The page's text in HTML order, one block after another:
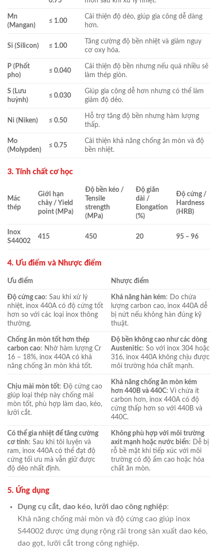
Mn
(Mangan)
≤ 1.00
Cải thiện độ dẻo, giúp gia công dễ dàng
hơn.
Si (Silicon) ≤ 1.00
Tăng cường độ bền nhiệt và giảm nguy
cơ oxy hóa.
P (Phốt
pho)
≤ 0.040
Cải thiện độ bền nhưng nếu quá nhiều sẽ
làm thép giòn.
S (Lưu
huỳnh)
≤ 0.030
Giúp gia công dễ hơn nhưng có thể làm
giảm độ dẻo.
Ni (Niken) ≤ 0.50
Hỗ trợ tăng độ bền nhưng hàm lượng
thấp.
Mo
(Molypden)
≤ 0.75
Cải thiện khả năng chống ăn mòn và độ
bền nhiệt.
3. Tính chất cơ học
Mác
thép
Giới hạn
chảy / Yield
point (MPa)
Độ bền kéo /
Tensile
strength
(MPa)
Độ giãn
dài /
Elongation
(%)
Độ cứng /
Hardness
(HRB)
Inox
S44002
415 450 20 95 – 96
4. Ưu điểm và Nhược điểm
Ưu điểm Nhược điểm
Độ cứng cao: Sau khi xử lý
nhiệt, inox 440A có độ cứng tốt
hơn so với các loại inox thông
thường.
Khả năng hàn kém: Do chứa
lượng carbon cao, inox 440A dễ
bị nứt nếu không hàn đúng kỹ
thuật.
Chống ăn mòn tốt hơn thép
carbon cao: Nhờ hàm lượng Cr
16 – 18%, inox 440A có khả
năng chống ăn mòn khá tốt.
Độ bền không cao như các dòng
Austenitic: So với inox 304 hoặc
316, inox 440A không chịu được
môi trường hóa chất mạnh.
Chịu mài mòn tốt: Độ cứng cao
giúp loại thép này chống mài
mòn tốt, phù hợp làm dao, kéo,
lưỡi cắt.
Khả năng chống ăn mòn kém
hơn 440B và 440C: Vì chứa ít
carbon hơn, inox 440A có độ
cứng thấp hơn so với 440B và
440C.
Có thể gia nhiệt để tăng cường
cơ tính: Sau khi tôi luyện và
ram, inox 440A có thể đạt độ
cứng tối ưu mà vẫn giữ được
độ dẻo nhất định.
Không phù hợp với môi trường
axit mạnh hoặc nước biển: Dễ bị
rỗ bề mặt khi tiếp xúc với môi
trường có độ ẩm cao hoặc hóa
chất ăn mòn.
5. Ứng dụng
Dụng cụ cắt, dao kéo, lưỡi dao công nghiệp:
Khả năng chống mài mòn và độ cứng cao giúp inox
S44002 được ứng dụng rộng rãi trong sản xuất dao kéo,
dao gọt, lưỡi cắt trong công nghiệp.